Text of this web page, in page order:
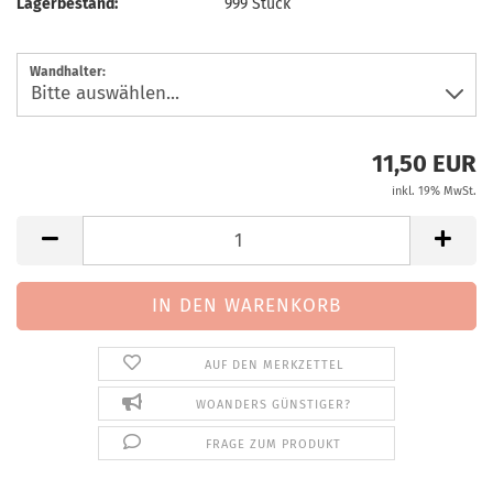
Wandhalter:
11,50 EUR
inkl. 19% MwSt.
AUF DEN MERKZETTEL
WOANDERS GÜNSTIGER?
FRAGE ZUM PRODUKT